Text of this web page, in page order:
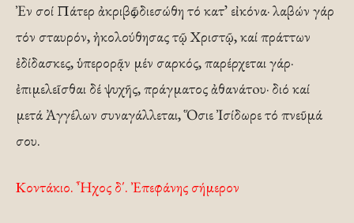
Ἐν σοί Πάτερ ἀκριβῶς διεσώθη τό κατ᾽ εἰκόνα· λαβών γάρ
τόν σταυρόν, ἠκολούθησας τῷ Χριστῷ, καί πράττων
ἐδίδασκες, ὑπερορᾷν μέν σαρκός, παρέρχεται γάρ·
ἐπιμελεῖσθαι δέ ψυχῆς, πράγματος ἀθανάτoυ· διό καί
μετά Ἀγγέλων συναγάλλεται, Ὅσιε Ἰσίδωρε τό πνεῦμά
σου.
Κοντάκιο. Ἦχος δ΄. Ἐπεφάνης σήμερον